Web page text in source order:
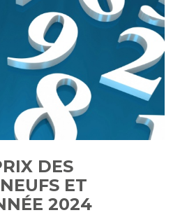
DES
ET
2024